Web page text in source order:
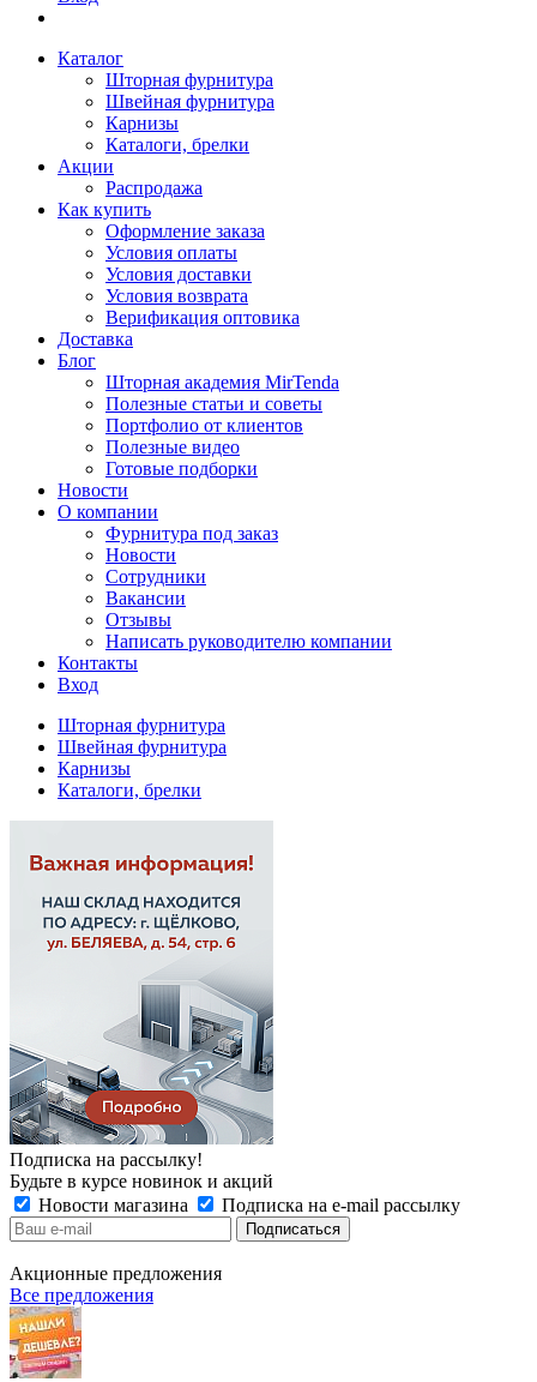
Каталог
Шторная фурнитура
Швейная фурнитура
Карнизы
Каталоги, брелки
Акции
Распродажа
Как купить
Оформление заказа
Условия оплаты
Условия доставки
Условия возврата
Верификация оптовика
Доставка
Блог
Шторная академия MirTenda
Полезные статьи и советы
Портфолио от клиентов
Полезные видео
Готовые подборки
Новости
О компании
Фурнитура под заказ
Новости
Сотрудники
Вакансии
Отзывы
Написать руководителю компании
Контакты
Вход
Шторная фурнитура
Швейная фурнитура
Карнизы
Каталоги, брелки
Подписка на рассылку!
Будьте в курсе новинок и акций
Новости магазина
Подписка на e-mail рассылку
Акционные предложения
Все предложения